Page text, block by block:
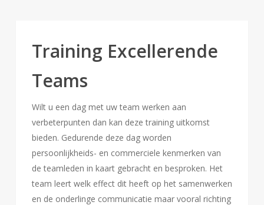
Training Excellerende
Teams
Wilt u een dag met uw team werken aan
verbeterpunten dan kan deze training uitkomst
bieden. Gedurende deze dag worden
persoonlijkheids- en commerciele kenmerken van
de teamleden in kaart gebracht en besproken. Het
team leert welk effect dit heeft op het samenwerken
en de onderlinge communicatie maar vooral richting